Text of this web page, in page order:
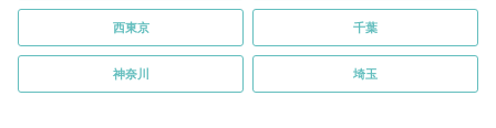
西東京 千葉
神奈川 埼玉